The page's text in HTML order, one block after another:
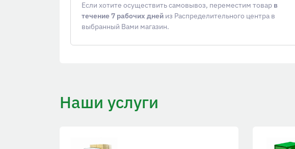
Если хотите осуществить самовывоз, переместим товар в
течение 7 рабочих дней из Распределительного центра в
выбранный Вами магазин.
Наши услуги